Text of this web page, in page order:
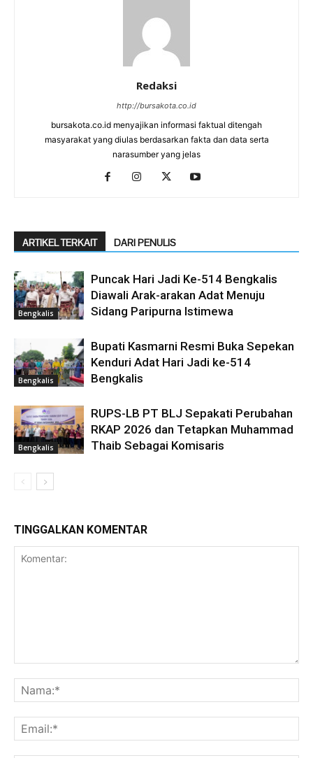
Redaksi
http://bursakota.co.id
bursakota.co.id menyajikan informasi faktual ditengah
masyarakat yang diulas berdasarkan fakta dan data serta
narasumber yang jelas
ARTIKEL TERKAIT DARI PENULIS
Bengkalis
Puncak Hari Jadi Ke-514 Bengkalis
Diawali Arak-arakan Adat Menuju
Sidang Paripurna Istimewa
Bengkalis
Bupati Kasmarni Resmi Buka Sepekan
Kenduri Adat Hari Jadi ke-514
Bengkalis
Bengkalis
RUPS-LB PT BLJ Sepakati Perubahan
RKAP 2026 dan Tetapkan Muhammad
Thaib Sebagai Komisaris
TINGGALKAN KOMENTAR